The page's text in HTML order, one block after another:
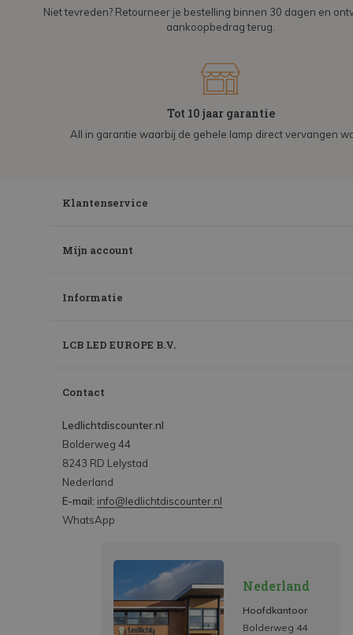
Niet tevreden? Retourneer je bestelling binnen 30 dagen en
aankoopbedrag terug.
Tot 10 jaar garantie
All in garantie waarbij de gehele lamp direct vervangen
Klantenservice
Mijn account
Informatie
LCB LED EUROPE B.V.
Contact
Ledlichtdiscounter.nl
Bolderweg 44
8243 RD Lelystad
Nederland
E-mail: info@ledlichtdiscounter.nl
WhatsApp
Nederland
Hoofdkantoor
Bolderweg 44